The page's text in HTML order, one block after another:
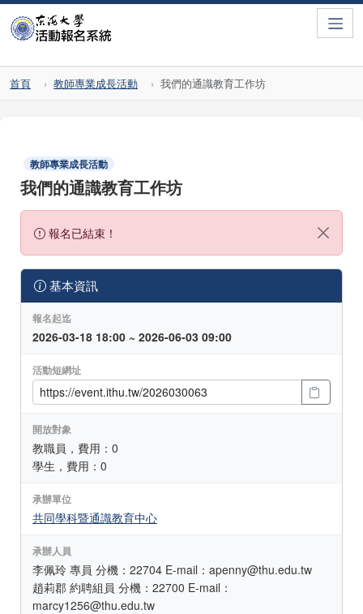
首頁 教師專業成長活動 我們的通識教育工作坊
教師專業成長活動
我們的通識教育工作坊
報名已結束！
基本資訊
報名起迄
2026-03-18 18:00 ~ 2026-06-03 09:00
活動短網址
開放對象
教職員，費用：0
學生，費用：0
承辦單位
共同學科暨通識教育中心
承辦人員
李佩玲 專員 分機：22704 E-mail：apenny@thu.edu.tw
趙莉郡 約聘組員 分機：22700 E-mail：
marcy1256@thu.edu.tw